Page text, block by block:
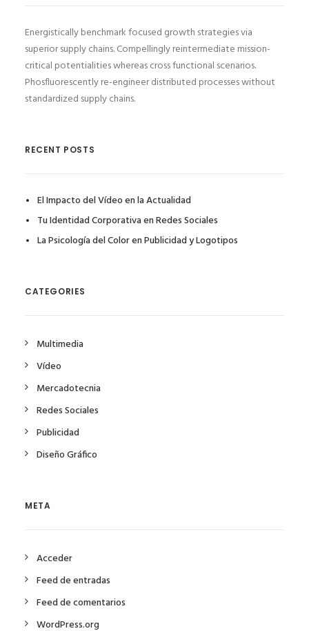
Energistically benchmark focused growth strategies via
superior supply chains. Compellingly reintermediate mission-
critical potentialities whereas cross functional scenarios.
Phosfluorescently re-engineer distributed processes without
standardized supply chains.
RECENT POSTS
El Impacto del Vídeo en la Actualidad
Tu Identidad Corporativa en Redes Sociales
La Psicología del Color en Publicidad y Logotipos
CATEGORIES
Multimedia
Vídeo
Mercadotecnia
Redes Sociales
Publicidad
Diseño Gráfico
META
Acceder
Feed de entradas
Feed de comentarios
WordPress.org